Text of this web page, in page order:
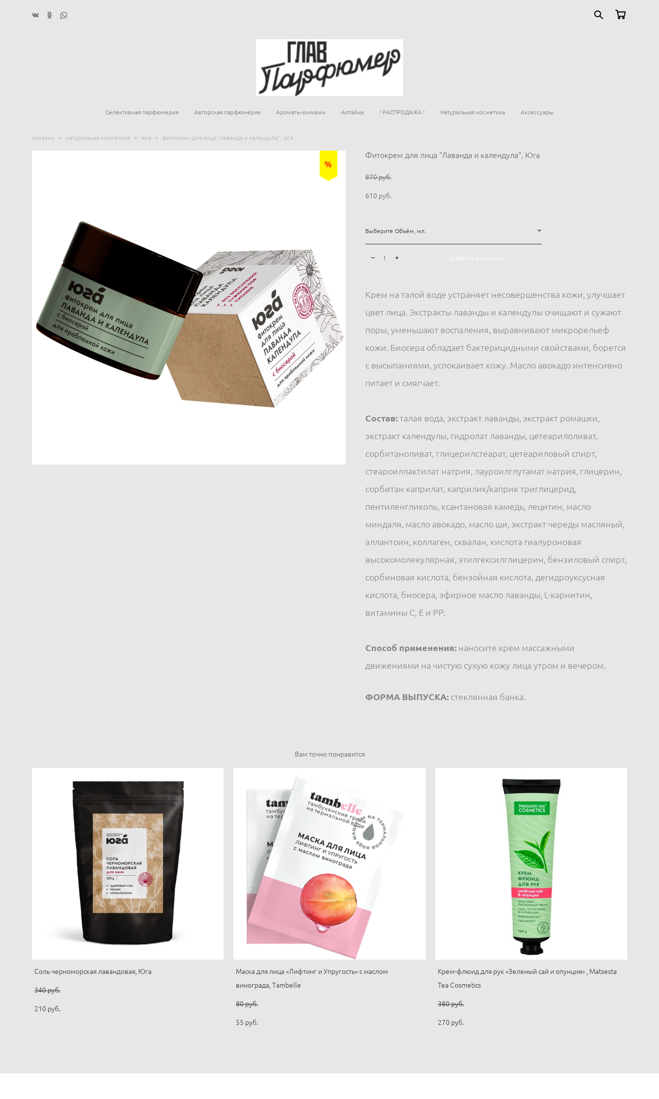
Селективная парфюмерия Авторская парфюмерия Ароматы-оммажи Алтайна ! РАСПРОДАЖА ! Натуральная косметика Аксессуары
магазин > натуральная косметика > юга > фитокрем для лица "лаванда и календула", юга
%
Фитокрем для лица "Лаванда и календула", Юга
870 pуб.
610 pуб.
Выберите Объём, мл.
Добавить в корзину
Крем на талой воде устраняет несовершенства кожи, улучшает
цвет лица. Экстракты лаванды и календулы очищают и сужают
поры, уменьшают воспаления, выравнивают микрорельеф
кожи. Биосера обладает бактерицидными свойствами, борется
с высыпаниями, успокаивает кожу. Масло авокадо интенсивно
питает и смягчает.
Состав:талая вода, экстракт лаванды, экстракт ромашки,
экстракт календулы, гидролат лаванды, цетеарилоливат,
сорбитаноливат, глицерилстеарат, цетеариловый спирт,
стеароиллактилат натрия, лауроилглутамат натрия, глицерин,
сорбитан каприлат, каприлик/каприк триглицерид,
пентиленгликоль, ксантановая камедь, лецитин, масло
миндаля, масло авокадо, масло ши, экстракт череды масляный,
аллантоин, коллаген, сквалан, кислота гиалуроновая
высокомолекулярная, этилгексилглицерин, бензиловый спирт,
сорбиновая кислота, бензойная кислота, дегидроуксусная
кислота, биосера, эфирное масло лаванды, L-карнитин,
витамины С, Е и РР.
Способ применения: наносите крем массажными
движениями на чистую сухую кожу лица утром и вечером.
ФОРМА ВЫПУСКА:стеклянная банка.
Вам точно понравится
Соль черноморская лавандовая, Юга
340 pуб.
210 pуб.
Маска для лица «Лифтинг и Упругость» с маслом
винограда, Tambelle
80 pуб.
55 pуб.
Крем-флюид для рук «Зеленый сай и опунция» , Matsesta
Tea Cosmetics
380 pуб.
270 pуб.